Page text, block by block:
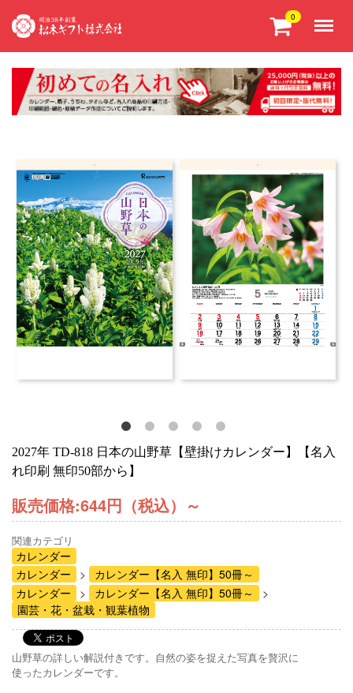
0
2027年 TD-818 日本の山野草【壁掛けカレンダー】【名入
れ印刷 無印50部から】
販売価格:644円（税込） ～
関連カテゴリ
カレンダー
カレンダー
カレンダー【名入 無印】50冊～
カレンダー
カレンダー【名入 無印】50冊～
園芸・花・盆栽・観葉植物
山野草の詳しい解説付きです。自然の姿を捉えた写真を贅沢に
使ったカレンダーです。